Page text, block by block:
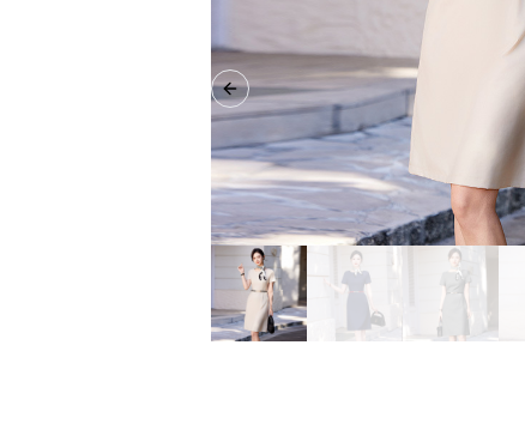
Previous slide